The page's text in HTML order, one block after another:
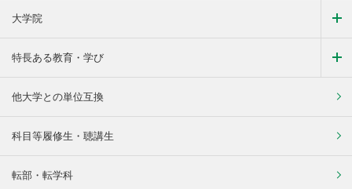
大学院
特長ある教育・学び
他大学との単位互換
科目等履修生・聴講生
転部・転学科